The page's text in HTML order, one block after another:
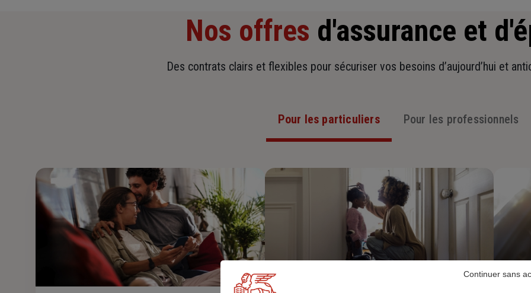
Nos offres d'assurance et
Des contrats clairs et flexibles pour sécuriser vos besoins d’aujourd’hui et
Pour les particuliers Pour les professionnels
Continuer sans